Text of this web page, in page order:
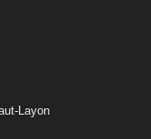
Layon